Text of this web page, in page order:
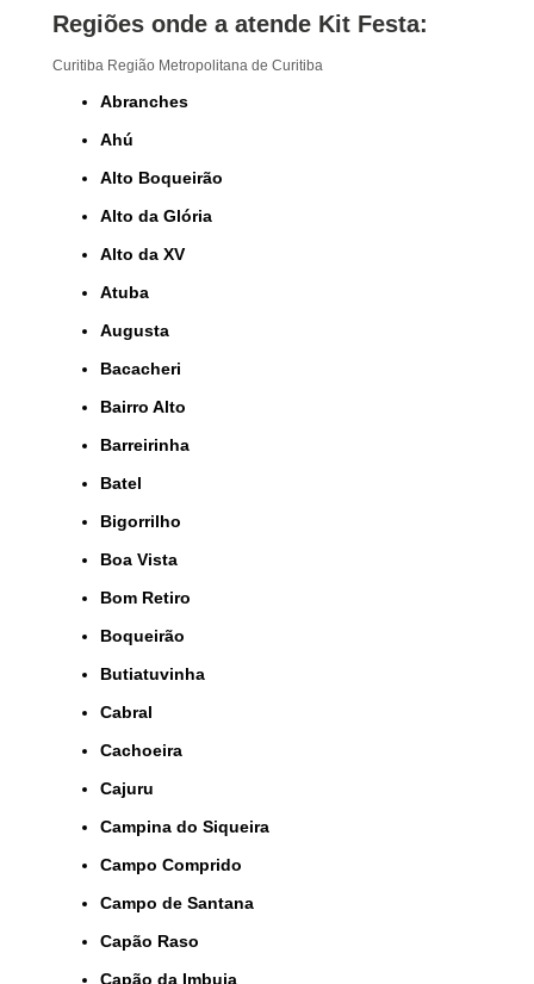
Regiões onde a atende Kit Festa:
Curitiba Região Metropolitana de Curitiba
Abranches
Ahú
Alto Boqueirão
Alto da Glória
Alto da XV
Atuba
Augusta
Bacacheri
Bairro Alto
Barreirinha
Batel
Bigorrilho
Boa Vista
Bom Retiro
Boqueirão
Butiatuvinha
Cabral
Cachoeira
Cajuru
Campina do Siqueira
Campo Comprido
Campo de Santana
Capão Raso
Capão da Imbuia